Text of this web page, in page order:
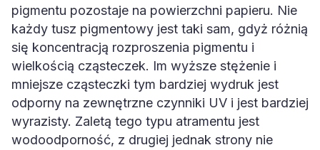
pigmentu pozostaje na powierzchni papieru. Nie
każdy tusz pigmentowy jest taki sam, gdyż różnią
się koncentracją rozproszenia pigmentu i
wielkością cząsteczek. Im wyższe stężenie i
mniejsze cząsteczki tym bardziej wydruk jest
odporny na zewnętrzne czynniki UV i jest bardziej
wyrazisty. Zaletą tego typu atramentu jest
wodoodporność, z drugiej jednak strony nie